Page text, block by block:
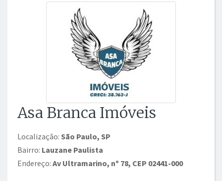
Asa Branca Imóveis
Localização: São Paulo, SP
Bairro: Lauzane Paulista
Endereço: Av Ultramarino, nº 78, CEP 02441-000